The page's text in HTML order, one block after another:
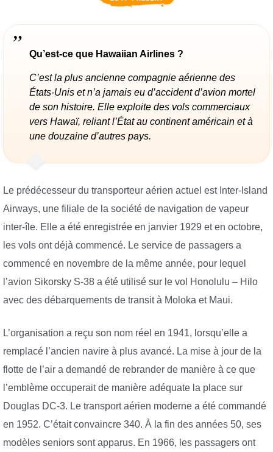
Qu’est-ce que Hawaiian Airlines ?
C’est la plus ancienne compagnie aérienne des
États-Unis et n’a jamais eu d’accident d’avion mortel
de son histoire. Elle exploite des vols commerciaux
vers Hawaï, reliant l’État au continent américain et à
une douzaine d’autres pays.
Le prédécesseur du transporteur aérien actuel est Inter-Island
Airways, une filiale de la société de navigation de vapeur
inter-île. Elle a été enregistrée en janvier 1929 et en octobre,
les vols ont déjà commencé. Le service de passagers a
commencé en novembre de la même année, pour lequel
l’avion Sikorsky S-38 a été utilisé sur le vol Honolulu – Hilo
avec des débarquements de transit à Moloka et Maui.
L’organisation a reçu son nom réel en 1941, lorsqu’elle a
remplacé l’ancien navire à plus avancé. La mise à jour de la
flotte de l’air a demandé de rebrander de manière à ce que
l’emblème occuperait de manière adéquate la place sur
Douglas DC-3. Le transport aérien moderne a été commandé
en 1952. C’était convaincre 340. À la fin des années 50, ses
modèles seniors sont apparus. En 1966, les passagers ont